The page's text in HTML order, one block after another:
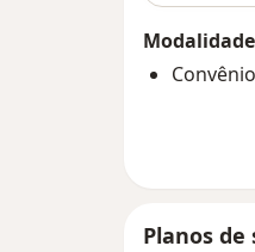
Planos de